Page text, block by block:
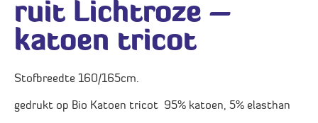
ruit Lichtroze –
katoen tricot
Stofbreedte 160/165cm.
gedrukt op Bio Katoen tricot 95% katoen, 5% elasthan